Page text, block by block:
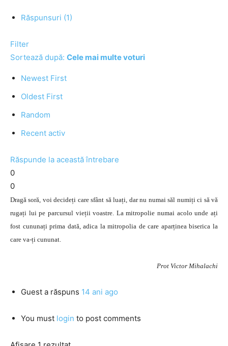
Răspunsuri (1)
Filter
Sortează după: Cele mai multe voturi
Newest First
Oldest First
Random
Recent activ
Răspunde la această întrebare
0
0
Dragă soră, voi decideți care sfânt să luați, dar nu numai săl numiți ci să vă
rugați lui pe parcursul vieții voastre. La mitropolie numai acolo unde ați
fost cununați prima dată, adica la mitropolia de care aparținea biserica la
care va-ți cununat.
Prot Victor Mihalachi
Guest a răspuns 14 ani ago
You must login to post comments